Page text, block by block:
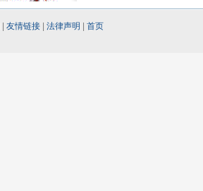
友情链接 法律声明 首页